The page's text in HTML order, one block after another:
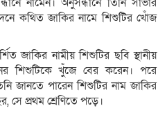
কথিত জাকির নামে শিশুটির খোঁজ
জাকির নামীয় শিশুটির ছবি স্থানীয়
শিশুটিকে খুঁজে বের করেন। পরে
জানতে পারেন শিশুটির নাম জাকির
প্রথম শ্রেণিতে পড়ে।